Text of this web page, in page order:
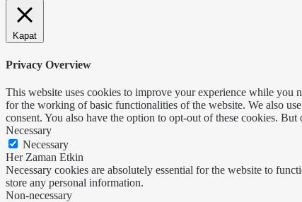
Kapat
Privacy Overview
This website uses cookies to improve your experience while you
for the working of basic functionalities of the website. We also
consent. You also have the option to opt-out of these cookies.
Necessary
Necessary
Her Zaman Etkin
Necessary cookies are absolutely essential for the website to
store any personal information.
Non-necessary